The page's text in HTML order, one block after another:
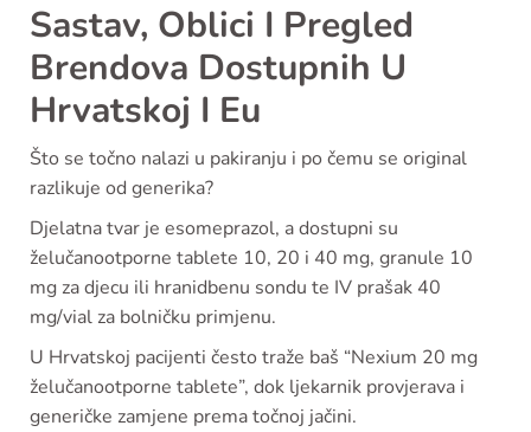
Sastav, Oblici I Pregled
Brendova Dostupnih U
Hrvatskoj I Eu
Što se točno nalazi u pakiranju i po čemu se original
razlikuje od generika?
Djelatna tvar je esomeprazol, a dostupni su
želučanootporne tablete 10, 20 i 40 mg, granule 10
mg za djecu ili hranidbenu sondu te IV prašak 40
mg/vial za bolničku primjenu.
U Hrvatskoj pacijenti često traže baš “Nexium 20 mg
želučanootporne tablete”, dok ljekarnik provjerava i
generičke zamjene prema točnoj jačini.